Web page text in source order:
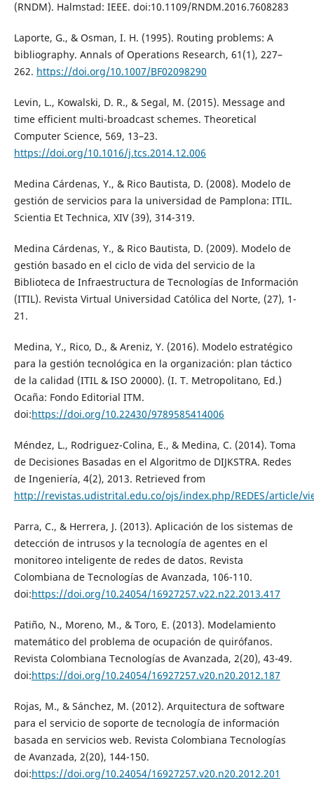
(RNDM). Halmstad: IEEE. doi:10.1109/RNDM.2016.7608283
Laporte, G., & Osman, I. H. (1995). Routing problems: A
bibliography. Annals of Operations Research, 61(1), 227–
262. https://doi.org/10.1007/BF02098290
Levin, L., Kowalski, D. R., & Segal, M. (2015). Message and
time efficient multi-broadcast schemes. Theoretical
Computer Science, 569, 13–23.
https://doi.org/10.1016/j.tcs.2014.12.006
Medina Cárdenas, Y., & Rico Bautista, D. (2008). Modelo de
gestión de servicios para la universidad de Pamplona: ITIL.
Scientia Et Technica, XIV (39), 314-319.
Medina Cárdenas, Y., & Rico Bautista, D. (2009). Modelo de
gestión basado en el ciclo de vida del servicio de la
Biblioteca de Infraestructura de Tecnologías de Información
(ITIL). Revista Virtual Universidad Católica del Norte, (27), 1-
21.
Medina, Y., Rico, D., & Areniz, Y. (2016). Modelo estratégico
para la gestión tecnológica en la organización: plan táctico
de la calidad (ITIL & ISO 20000). (I. T. Metropolitano, Ed.)
Ocaña: Fondo Editorial ITM.
doi:https://doi.org/10.22430/9789585414006
Méndez, L., Rodriguez-Colina, E., & Medina, C. (2014). Toma
de Decisiones Basadas en el Algoritmo de DIJKSTRA. Redes
de Ingeniería, 4(2), 2013. Retrieved from
http://revistas.udistrital.edu.co/ojs/index.php/REDES/article/
Parra, C., & Herrera, J. (2013). Aplicación de los sistemas de
detección de intrusos y la tecnología de agentes en el
monitoreo inteligente de redes de datos. Revista
Colombiana de Tecnologías de Avanzada, 106-110.
doi:https://doi.org/10.24054/16927257.v22.n22.2013.417
Patiño, N., Moreno, M., & Toro, E. (2013). Modelamiento
matemático del problema de ocupación de quirófanos.
Revista Colombiana Tecnologías de Avanzada, 2(20), 43-49.
doi:https://doi.org/10.24054/16927257.v20.n20.2012.187
Rojas, M., & Sánchez, M. (2012). Arquitectura de software
para el servicio de soporte de tecnología de información
basada en servicios web. Revista Colombiana Tecnologías
de Avanzada, 2(20), 144-150.
doi:https://doi.org/10.24054/16927257.v20.n20.2012.201